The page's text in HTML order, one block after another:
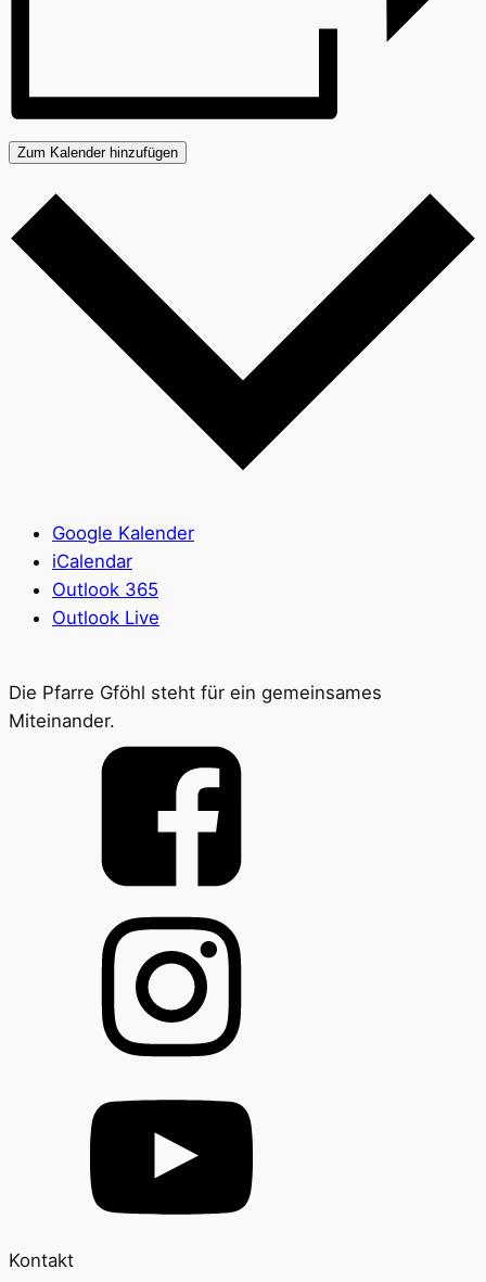
Zum Kalender hinzufügen
Google Kalender
iCalendar
Outlook 365
Outlook Live
Die Pfarre Gföhl steht für ein gemeinsames
Miteinander.
Kontakt